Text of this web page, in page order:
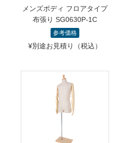
メンズボディ フロアタイプ
布張り SG0630P-1C
参考価格
¥別途お見積り（税込）